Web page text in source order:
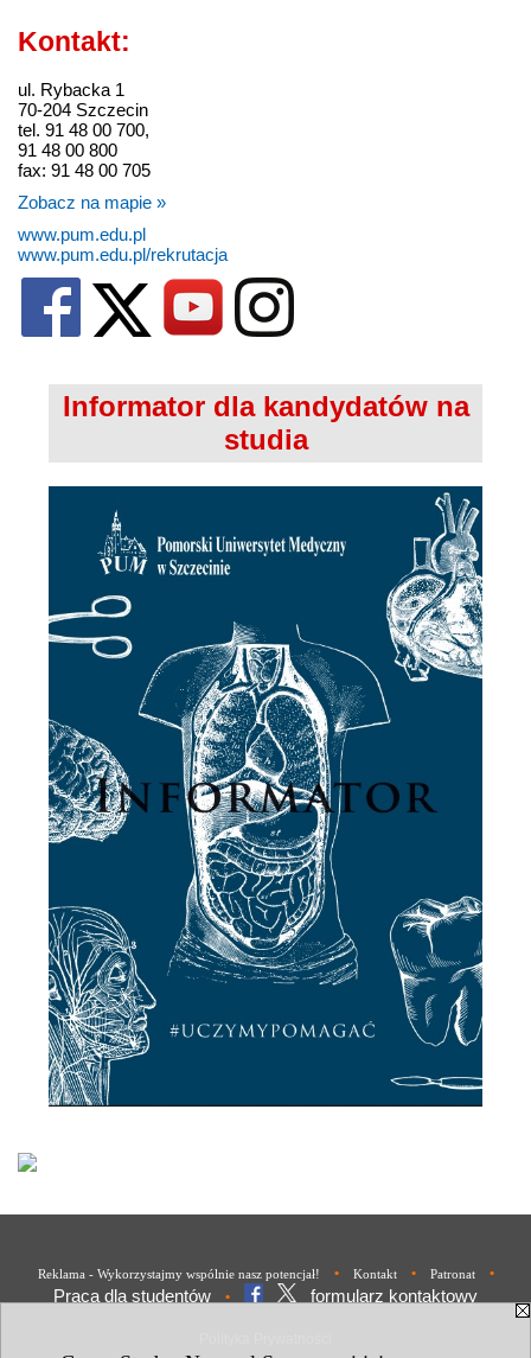
Kontakt:
ul. Rybacka 1
70-204 Szczecin
tel. 91 48 00 700,
91 48 00 800
fax: 91 48 00 705
Zobacz na mapie »
www.pum.edu.pl
www.pum.edu.pl/rekrutacja
Informator dla kandydatów na
studia
Reklama - Wykorzystajmy wspólnie nasz potencjał! • Kontakt • Patronat •
Praca dla studentów • formularz kontaktowy